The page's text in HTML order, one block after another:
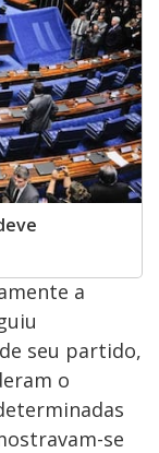
a
seu partido,
o
se